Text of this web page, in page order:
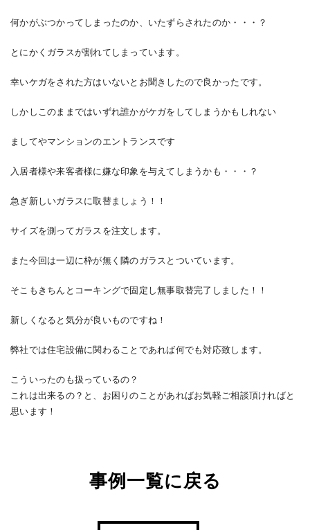
何かがぶつかってしまったのか、いたずらされたのか・・・？
とにかくガラスが割れてしまっています。
幸いケガをされた方はいないとお聞きしたので良かったです。
しかしこのままではいずれ誰かがケガをしてしまうかもしれない
ましてやマンションのエントランスです
入居者様や来客者様に嫌な印象を与えてしまうかも・・・？
急ぎ新しいガラスに取替ましょう！！
サイズを測ってガラスを注文します。
また今回は一辺に枠が無く隣のガラスとついています。
そこもきちんとコーキングで固定し無事取替完了しました！！
新しくなると気分が良いものですね！
弊社では住宅設備に関わることであれば何でも対応致します。
こういったのも扱っているの？
これは出来るの？と、お困りのことがあればお気軽ご相談頂ければと
思います！
事例一覧に戻る